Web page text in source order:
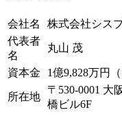
会社名
株式会社シス
代表者
名
丸山 茂
資本金 1億9,828万円
所在地
〒530-0001 大
橋ビル6F